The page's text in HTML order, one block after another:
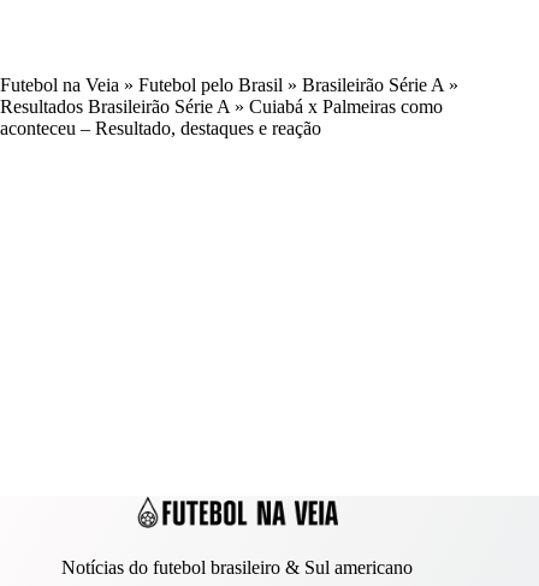
Futebol na Veia » Futebol pelo Brasil » Brasileirão Série A »
Resultados Brasileirão Série A » Cuiabá x Palmeiras como
aconteceu – Resultado, destaques e reação
Notícias do futebol brasileiro & Sul americano